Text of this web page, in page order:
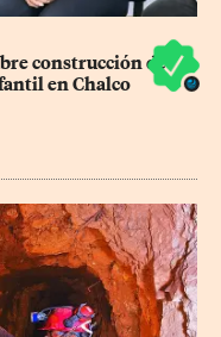
construcción de
en Chalco